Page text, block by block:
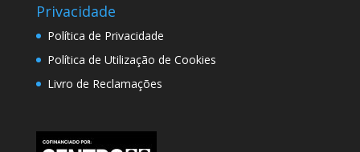
Privacidade
Política de Privacidade
Política de Utilização de Cookies
Livro de Reclamações